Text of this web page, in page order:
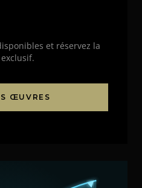
et réservez la
ŒUVRES